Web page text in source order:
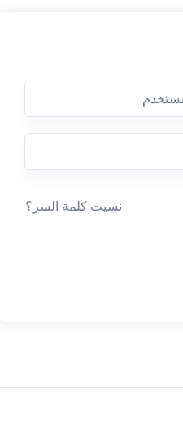
نسيت كلمة السر؟